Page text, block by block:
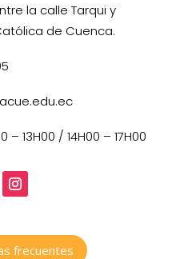
la calle Tarqui y
de Cuenca.
13H00 / 14H00 – 17H00
frecuentes